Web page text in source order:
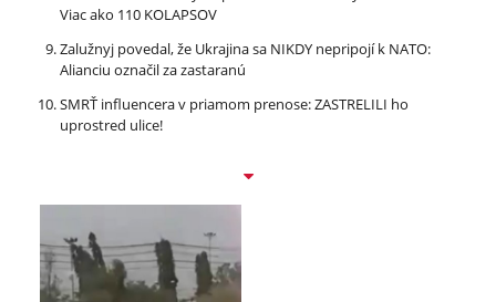
Viac ako 110 KOLAPSOV
Zalužnyj povedal, že Ukrajina sa NIKDY nepripojí k NATO:
Alianciu označil za zastaranú
SMRŤ influencera v priamom prenose: ZASTRELILI ho
uprostred ulice!